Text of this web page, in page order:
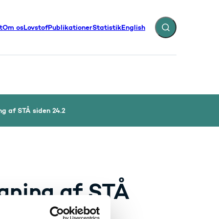
Om osLovstofPublikationerStatistikEnglish Fold søgefelt ud
- Flere links
af STÅ siden 24.2
af STÅ